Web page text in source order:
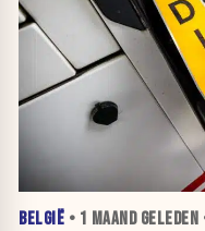
BELGIË • 1 MAANDGELEDEN